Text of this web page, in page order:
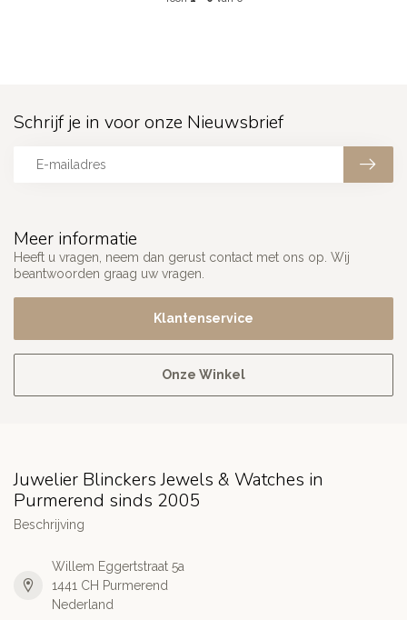
Meer informatie
Heeft u vragen, neem dan gerust contact met ons op. Wij
beantwoorden graag uw vragen.
Klantenservice
Onze Winkel
Schrijf je in voor onze Nieuwsbrief
Juwelier Blinckers Jewels & Watches in
Purmerend sinds 2005
Beschrijving
Willem Eggertstraat 5a
1441 CH Purmerend
Nederland